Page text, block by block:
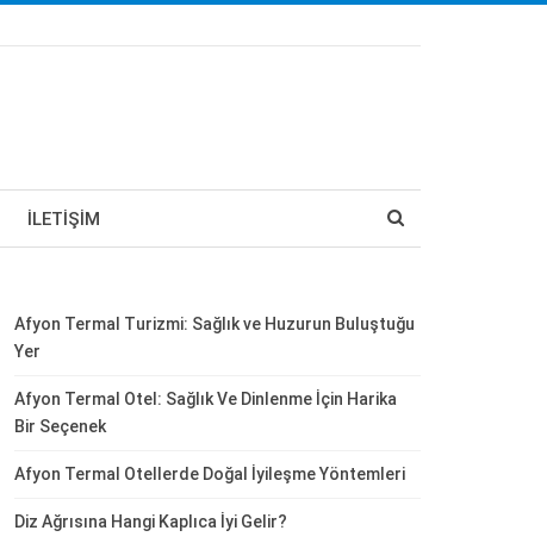
İLETIŞIM
Afyon Termal Turizmi: Sağlık ve Huzurun Buluştuğu
Yer
Afyon Termal Otel: Sağlık Ve Dinlenme İçin Harika
Bir Seçenek
Afyon Termal Otellerde Doğal İyileşme Yöntemleri
Diz Ağrısına Hangi Kaplıca İyi Gelir?